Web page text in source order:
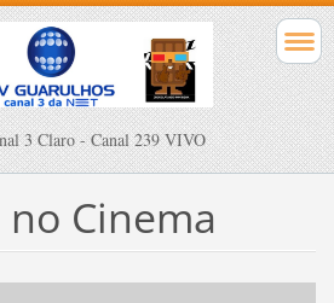
3 Claro - Canal 239 VIVO
Cinema